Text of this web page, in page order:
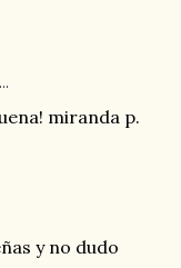
miranda p.
y no dudo